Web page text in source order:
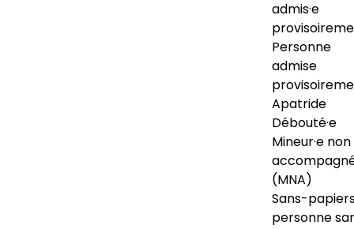
admis·e
Personne
admise
Apatride
Débouté·e
Mineur·e non
(MNA)
Sans-
personne